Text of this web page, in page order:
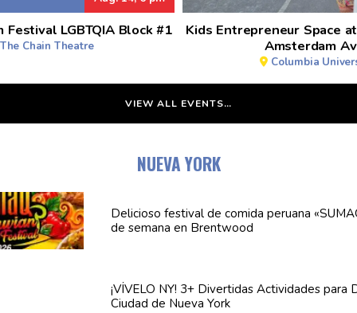
Festival LGBTQIA Block #1
The Chain Theatre
Kids Entrepreneur Space
Amsterdam
Columbia
VIEW ALL EVENTS…
NUEVA YORK
Delicioso festival de comida peruana
de semana en Brentwood
¡VÍVELO NY! 3+ Divertidas Actividades para
Ciudad de Nueva York